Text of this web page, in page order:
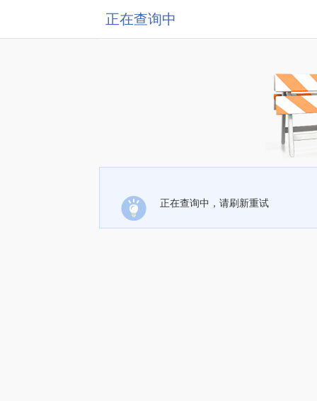
正在查询中
正在查询中，请刷新重试